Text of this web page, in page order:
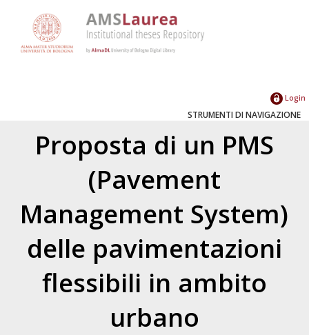
Login
STRUMENTI DI NAVIGAZIONE
Proposta di un PMS
(Pavement
Management System)
delle pavimentazioni
flessibili in ambito
urbano